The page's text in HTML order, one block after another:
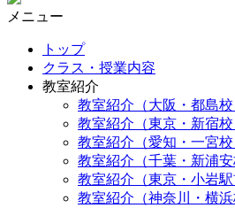
メニュー
トップ
クラス・授業内容
教室紹介
教室紹介（大阪・都島校
教室紹介（東京・新宿校
教室紹介（愛知・一宮校
教室紹介（千葉・新浦安
教室紹介（東京・小岩駅
教室紹介（神奈川・横浜